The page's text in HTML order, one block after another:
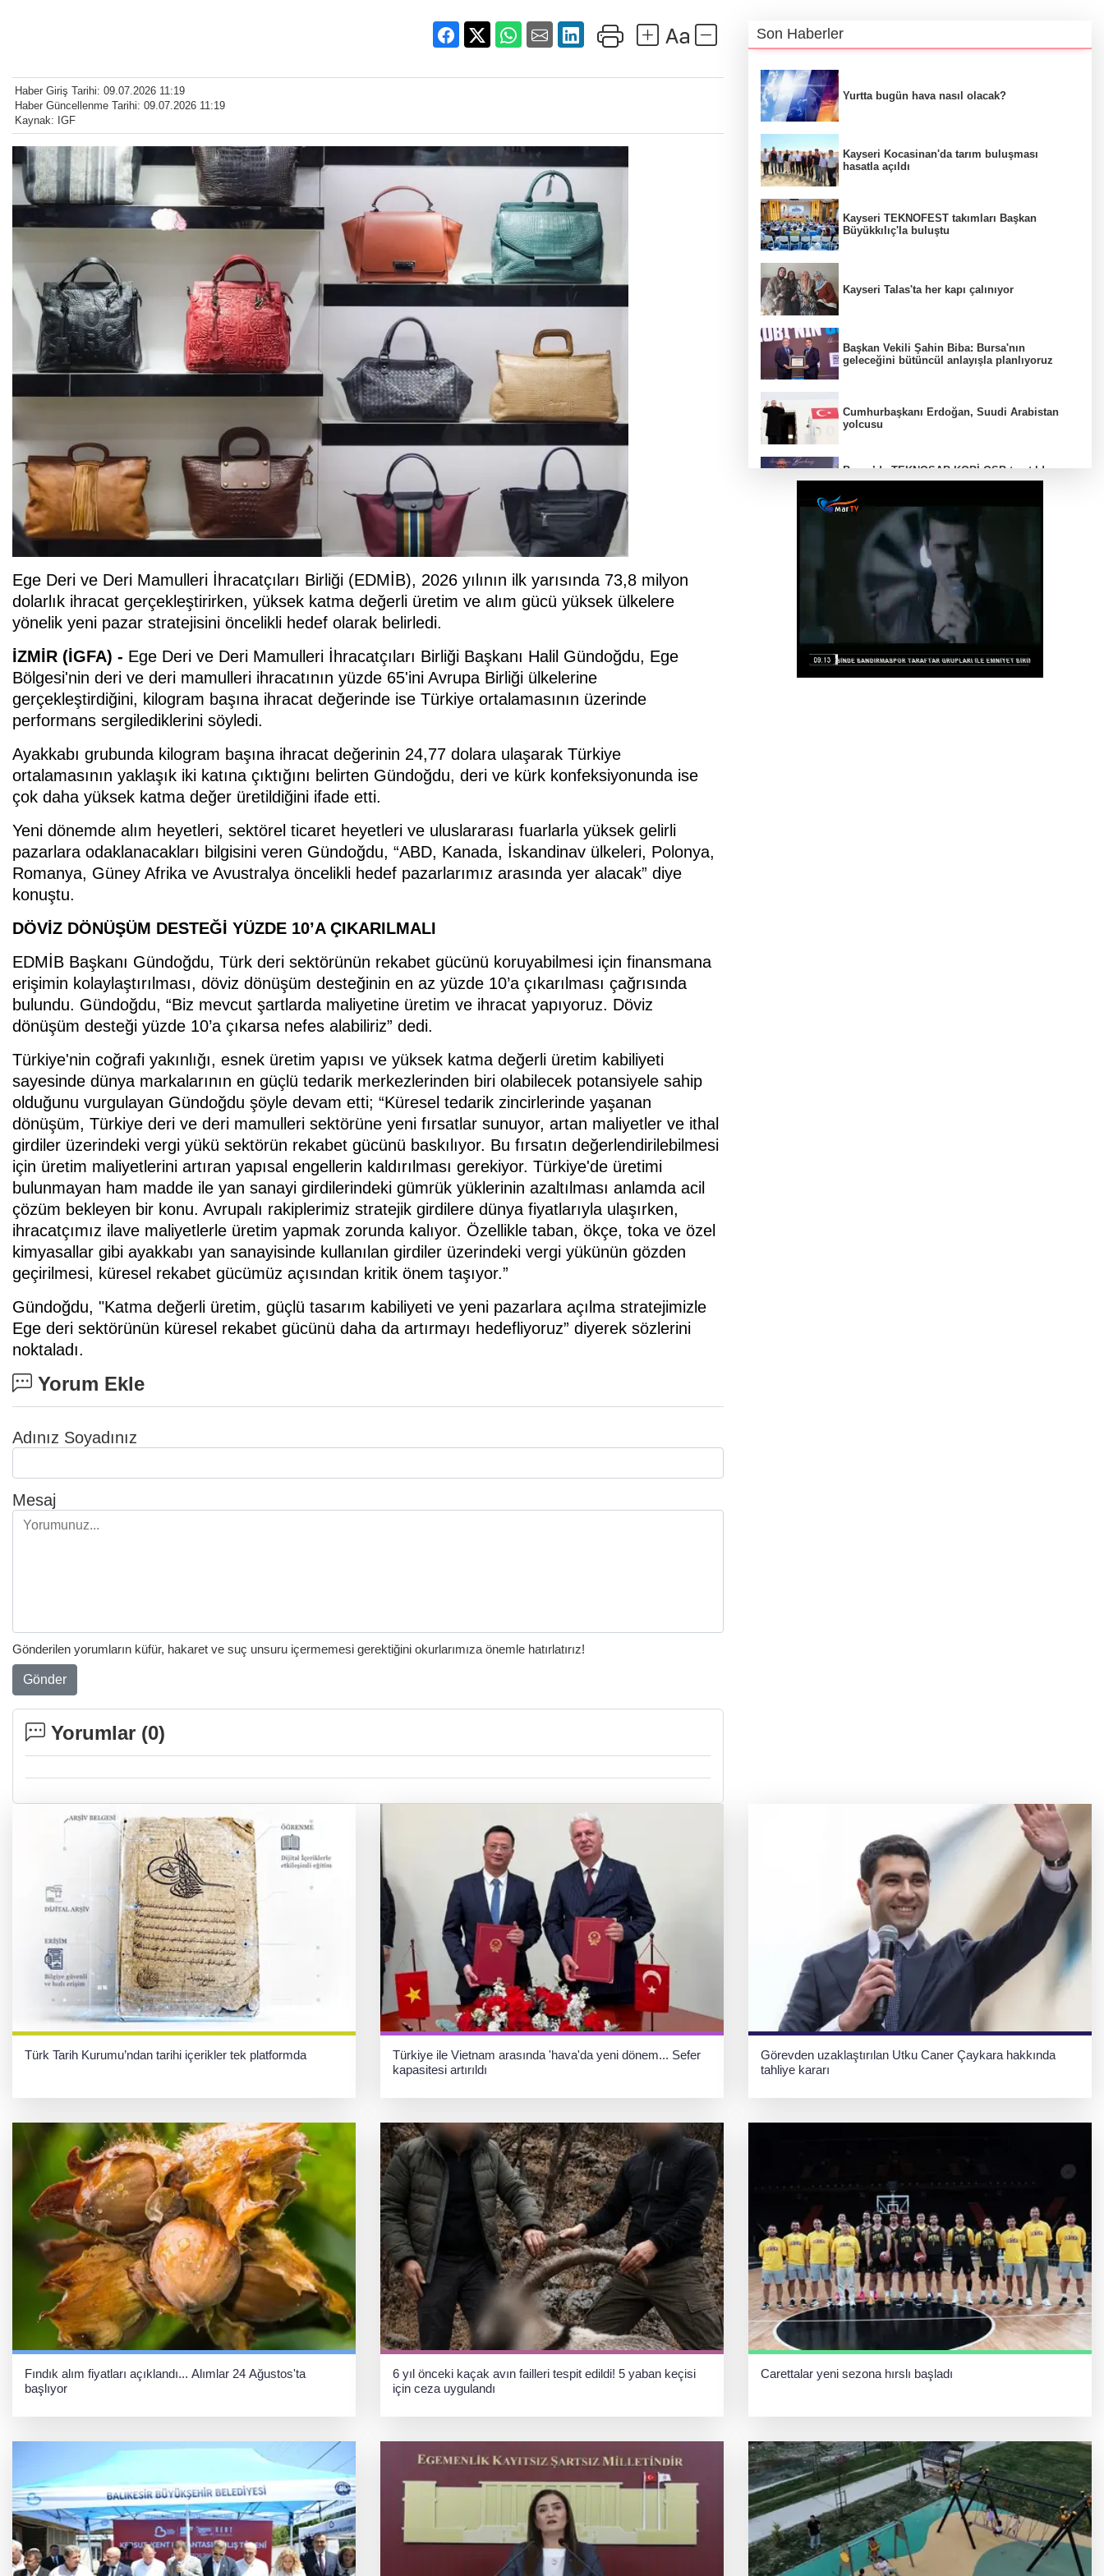
Haber Giriş Tarihi: 09.07.2026 11:19
Haber Güncellenme Tarihi: 09.07.2026 11:19
Kaynak: IGF
Ege Deri ve Deri Mamulleri İhracatçıları Birliği (EDMİB), 2026 yılının ilk yarısında 73,8 milyon
dolarlık ihracat gerçekleştirirken, yüksek katma değerli üretim ve alım gücü yüksek ülkelere
yönelik yeni pazar stratejisini öncelikli hedef olarak belirledi.
İZMİR (İGFA) - Ege Deri ve Deri Mamulleri İhracatçıları Birliği Başkanı Halil Gündoğdu, Ege
Bölgesi'nin deri ve deri mamulleri ihracatının yüzde 65'ini Avrupa Birliği ülkelerine
gerçekleştirdiğini, kilogram başına ihracat değerinde ise Türkiye ortalamasının üzerinde
performans sergilediklerini söyledi.
Ayakkabı grubunda kilogram başına ihracat değerinin 24,77 dolara ulaşarak Türkiye
ortalamasının yaklaşık iki katına çıktığını belirten Gündoğdu, deri ve kürk konfeksiyonunda ise
çok daha yüksek katma değer üretildiğini ifade etti.
Yeni dönemde alım heyetleri, sektörel ticaret heyetleri ve uluslararası fuarlarla yüksek gelirli
pazarlara odaklanacakları bilgisini veren Gündoğdu, “ABD, Kanada, İskandinav ülkeleri, Polonya,
Romanya, Güney Afrika ve Avustralya öncelikli hedef pazarlarımız arasında yer alacak” diye
konuştu.
DÖVİZ DÖNÜŞÜM DESTEĞİ YÜZDE 10’A ÇIKARILMALI
EDMİB Başkanı Gündoğdu, Türk deri sektörünün rekabet gücünü koruyabilmesi için finansmana
erişimin kolaylaştırılması, döviz dönüşüm desteğinin en az yüzde 10’a çıkarılması çağrısında
bulundu. Gündoğdu, “Biz mevcut şartlarda maliyetine üretim ve ihracat yapıyoruz. Döviz
dönüşüm desteği yüzde 10’a çıkarsa nefes alabiliriz” dedi.
Türkiye'nin coğrafi yakınlığı, esnek üretim yapısı ve yüksek katma değerli üretim kabiliyeti
sayesinde dünya markalarının en güçlü tedarik merkezlerinden biri olabilecek potansiyele sahip
olduğunu vurgulayan Gündoğdu şöyle devam etti; “Küresel tedarik zincirlerinde yaşanan
dönüşüm, Türkiye deri ve deri mamulleri sektörüne yeni fırsatlar sunuyor, artan maliyetler ve ithal
girdiler üzerindeki vergi yükü sektörün rekabet gücünü baskılıyor. Bu fırsatın değerlendirilebilmesi
için üretim maliyetlerini artıran yapısal engellerin kaldırılması gerekiyor. Türkiye'de üretimi
bulunmayan ham madde ile yan sanayi girdilerindeki gümrük yüklerinin azaltılması anlamda acil
çözüm bekleyen bir konu. Avrupalı rakiplerimiz stratejik girdilere dünya fiyatlarıyla ulaşırken,
ihracatçımız ilave maliyetlerle üretim yapmak zorunda kalıyor. Özellikle taban, ökçe, toka ve özel
kimyasallar gibi ayakkabı yan sanayisinde kullanılan girdiler üzerindeki vergi yükünün gözden
geçirilmesi, küresel rekabet gücümüz açısından kritik önem taşıyor.”
Gündoğdu, "Katma değerli üretim, güçlü tasarım kabiliyeti ve yeni pazarlara açılma stratejimizle
Ege deri sektörünün küresel rekabet gücünü daha da artırmayı hedefliyoruz” diyerek sözlerini
noktaladı.
Yorum Ekle
Adınız Soyadınız
Mesaj
Gönderilen yorumların küfür, hakaret ve suç unsuru içermemesi gerektiğini okurlarımıza önemle hatırlatırız!
Gönder
Yorumlar (0)
Son Haberler
Yurtta bugün hava nasıl olacak?
Kayseri Kocasinan'da tarım buluşması
hasatla açıldı
Kayseri TEKNOFEST takımları Başkan
Büyükkılıç'la buluştu
Kayseri Talas'ta her kapı çalınıyor
Başkan Vekili Şahin Biba: Bursa'nın
geleceğini bütüncül anlayışla planlıyoruz
Cumhurbaşkanı Erdoğan, Suudi Arabistan
yolcusu
Bursa’da TEKNOSAB KOBİ OSB tanıtıldı...
Bursa’nın kalkınma yolculuğunda yeni
Kocaeli Darıca’ya Büyükşehir'den modern
ulaşım yatırımı
MGK'dan 8 maddelik bildiri... Terörsüz
Türkiye, bölgesel güvenlik ve Gazze mesajı
Yakıt barcı filosuna iki yeni gemi
Türk Tarih Kurumu’ndan tarihi içerikler tek platformda
Türkiye ile Vietnam arasında 'hava'da yeni dönem... Sefer
kapasitesi artırıldı
Görevden uzaklaştırılan Utku Caner Çaykara hakkında
tahliye kararı
Fındık alım fiyatları açıklandı... Alımlar 24 Ağustos'ta
başlıyor
6 yıl önceki kaçak avın failleri tespit edildi! 5 yaban keçisi
için ceza uygulandı
Carettalar yeni sezona hırslı başladı